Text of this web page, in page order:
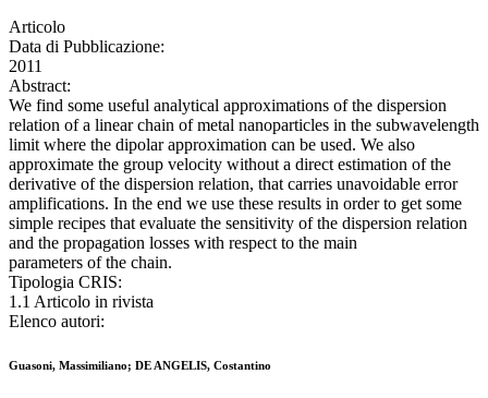
Articolo
Data di Pubblicazione:
2011
Abstract:
We find some useful analytical approximations of the dispersion
relation of a linear chain of metal nanoparticles in the subwavelength
limit where the dipolar approximation can be used. We also
approximate the group velocity without a direct estimation of the
derivative of the dispersion relation, that carries unavoidable error
amplifications. In the end we use these results in order to get some
simple recipes that evaluate the sensitivity of the dispersion relation
and the propagation losses with respect to the main
parameters of the chain.
Tipologia CRIS:
1.1 Articolo in rivista
Elenco autori:
Guasoni, Massimiliano; DE ANGELIS, Costantino